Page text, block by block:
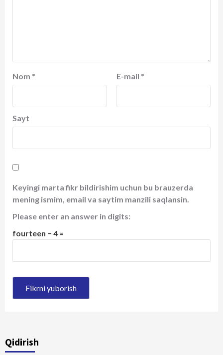
Nom * E-mail *
Sayt
Keyingi marta fikr bildirishim uchun bu brauzerda
mening ismim, email va saytim manzili saqlansin.
Please enter an answer in digits:
fourteen − 4 =
Qidirish